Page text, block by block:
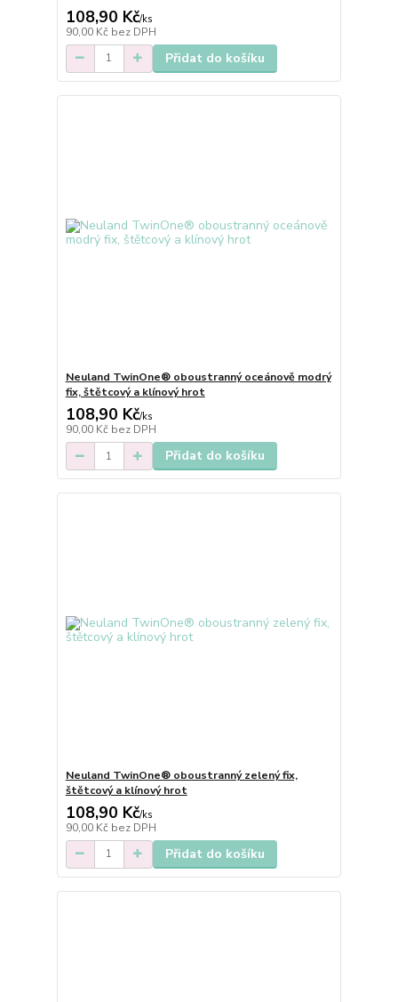
108,90 Kč/ks
90,00 Kč bez DPH
Přidat do košíku
Neuland TwinOne® oboustranný oceánově modrý
fix, štětcový a klínový hrot
108,90 Kč/ks
90,00 Kč bez DPH
Přidat do košíku
Neuland TwinOne® oboustranný zelený fix,
štětcový a klínový hrot
108,90 Kč/ks
90,00 Kč bez DPH
Přidat do košíku